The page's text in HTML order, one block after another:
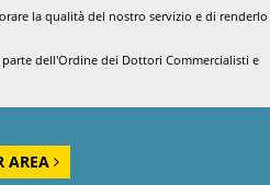
la qualità del nostro servizio e di renderlo
dell'Ordine dei Dottori Commercialisti e
AREA